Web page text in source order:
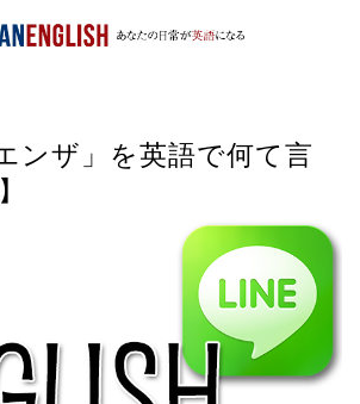
ンザ」を英語で何て言